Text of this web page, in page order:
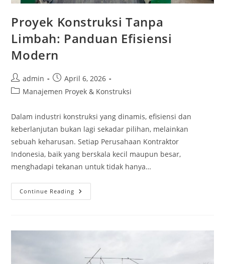
Proyek Konstruksi Tanpa
Limbah: Panduan Efisiensi
Modern
Post
author:
admin
Post
published:
April 6, 2026
PostManajemen Proyek & Konstruksi
Dalam industri konstruksi yang dinamis, efisiensi dan
keberlanjutan bukan lagi sekadar pilihan, melainkan
sebuah keharusan. Setiap Perusahaan Kontraktor
Indonesia, baik yang berskala kecil maupun besar,
menghadapi tekanan untuk tidak hanya…
Continue Reading Proyek
Konstruksi
Modern